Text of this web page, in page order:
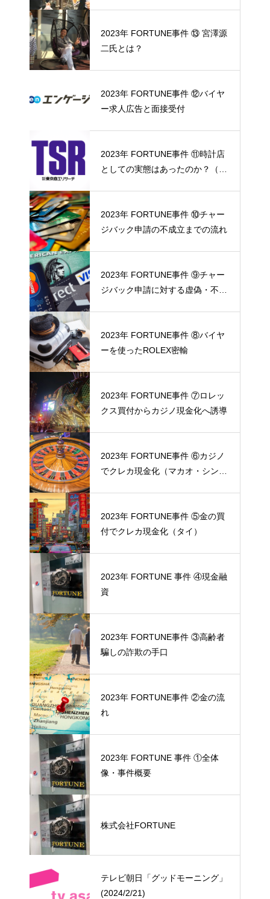
2023年 FORTUNE事件 ⑬ 宮澤源
二氏とは？
2023年 FORTUNE事件 ⑫バイヤ
ー求人広告と面接受付
2023年 FORTUNE事件 ⑪時計店
としての実態はあったのか？（東
2023年 FORTUNE事件 ⑩チャー
ジバック申請の不成立までの流れ
2023年 FORTUNE事件 ⑨チャー
ジバック申請に対する虚偽・不正
2023年 FORTUNE事件 ⑧バイヤ
ーを使ったROLEX密輸
2023年 FORTUNE事件 ⑦ロレッ
クス買付からカジノ現金化へ誘導
2023年 FORTUNE事件 ⑥カジノ
でクレカ現金化（マカオ・シンガ
2023年 FORTUNE事件 ⑤金の買
付でクレカ現金化（タイ）
2023年 FORTUNE 事件 ④現金融
資
2023年 FORTUNE事件 ③高齢者
騙しの詐欺の手口
2023年 FORTUNE事件 ②金の流
れ
2023年 FORTUNE 事件 ①全体
像・事件概要
株式会社FORTUNE
テレビ朝日「グッドモーニング」
(2024/2/21)